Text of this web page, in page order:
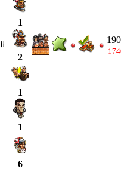
1
2
1
1
6